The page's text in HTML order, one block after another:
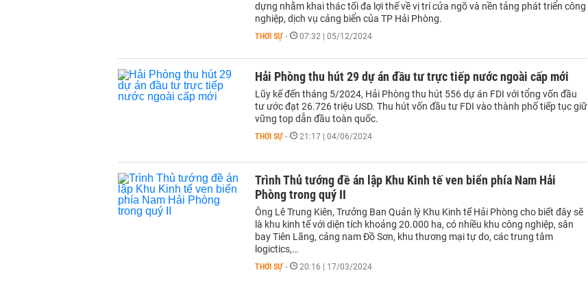
dựng nhằm khai thác tối đa lợi thế về vị trí cửa ngõ và nền tảng phát triển công
nghiệp, dịch vụ cảng biển của TP Hải Phòng.
THỜI SỰ - 07:32 | 05/12/2024
Hải Phòng thu hút 29 dự án đầu tư trực tiếp nước ngoài cấp mới
Lũy kế đến tháng 5/2024, Hải Phòng thu hút 556 dự án FDI với tổng vốn đầu
tư ước đạt 26.726 triệu USD. Thu hút vốn đầu tư FDI vào thành phố tiếp tục giữ
vững top dẫn đầu toàn quốc.
THỜI SỰ - 21:17 | 04/06/2024
Trình Thủ tướng đề án lập Khu Kinh tế ven biển phía Nam Hải
Phòng trong quý II
Ông Lê Trung Kiên, Trưởng Ban Quản lý Khu Kinh tế Hải Phòng cho biết đây sẽ
là khu kinh tế với diện tích khoảng 20.000 ha, có nhiều khu công nghiệp, sân
bay Tiên Lãng, cảng nam Đồ Sơn, khu thương mại tự do, các trung tâm
logictics,…
THỜI SỰ - 20:16 | 17/03/2024